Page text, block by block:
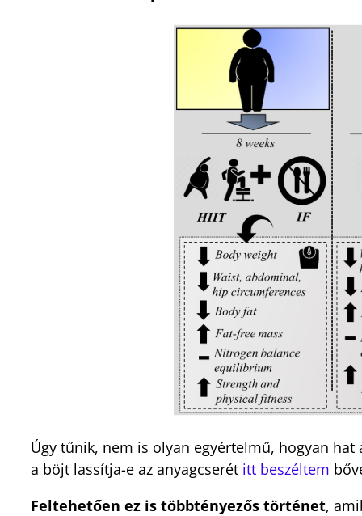
Úgy tűnik, nem is olyan egyértelmű, hogyan hat
a böjt lassítja-e az anyagcserét itt beszéltem
Feltehetően ez is többtényezős történet,